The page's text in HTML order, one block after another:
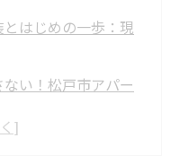
はじめの一歩：現
い！松戸市アパー
塗料選びと塗装の